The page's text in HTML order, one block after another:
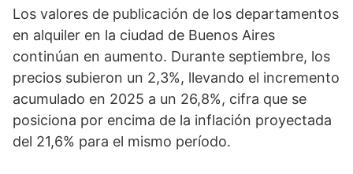
Los valores de publicación de los departamentos
en alquiler en la ciudad de Buenos Aires
continúan en aumento. Durante septiembre, los
precios subieron un 2,3%, llevando el incremento
acumulado en 2025 a un 26,8%, cifra que se
posiciona por encima de la inflación proyectada
del 21,6% para el mismo período.